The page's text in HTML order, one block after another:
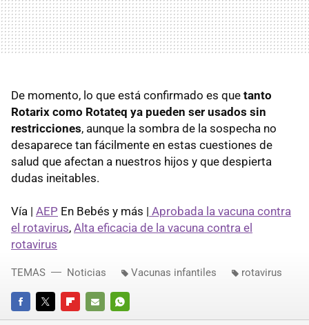
De momento, lo que está confirmado es que tanto
Rotarix como Rotateq ya pueden ser usados sin
restricciones, aunque la sombra de la sospecha no
desaparece tan fácilmente en estas cuestiones de
salud que afectan a nuestros hijos y que despierta
dudas ineitables.
Vía | AEP En Bebés y más | Aprobada la vacuna contra
el rotavirus, Alta eficacia de la vacuna contra el
rotavirus
FACEBOOKTWITTERFLIPBOARD
E-
WHATSAPP
TEMAS Noticias Vacunas infantiles rotavirus